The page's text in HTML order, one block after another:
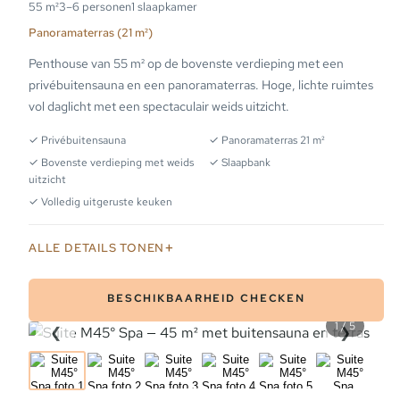
55 m²3–6 personen1 slaapkamer
Panoramaterras (21 m²)
Penthouse van 55 m² op de bovenste verdieping met een
privébuitensauna en een panoramaterras. Hoge, lichte ruimtes
vol daglicht met een spectaculair weids uitzicht.
✓ Privébuitensauna
✓ Panoramaterras 21 m²
✓ Bovenste verdieping met weids
uitzicht
✓ Slaapbank
✓ Volledig uitgeruste keuken
ALLE DETAILS TONEN
BESCHIKBAARHEID CHECKEN
❮ ❯
1 / 5